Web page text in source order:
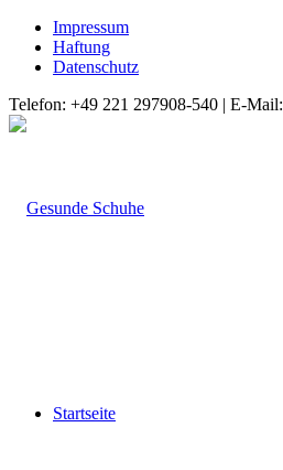
Impressum
Haftung
Datenschutz
Telefon: +49 221 297908-540 | E-Mail:
Startseite